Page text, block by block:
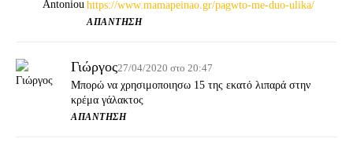
https://www.mamapeinao.gr/pagwto-me-duo-ulika/
ΑΠΆΝΤΗΣΗ
Γιώργος27/04/2020 στο 20:47
Μπορώ να χρησιμοποιησω 15 της εκατό λιπαρά στην
κρέμα γάλακτος
ΑΠΆΝΤΗΣΗ